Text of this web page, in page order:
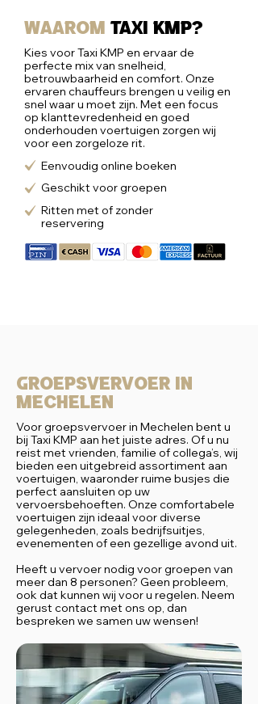
Waarom taxi kmp?
Kies voor Taxi KMP en ervaar de
perfecte mix van snelheid,
betrouwbaarheid en comfort. Onze
ervaren chauffeurs brengen u veilig en
snel waar u moet zijn. Met een focus
op klanttevredenheid en goed
onderhouden voertuigen zorgen wij
voor een zorgeloze rit.
Eenvoudig online boeken
Geschikt voor groepen
Ritten met of zonder
reservering
Groepsvervoer in
Mechelen
Voor groepsvervoer in Mechelen bent u
bij Taxi KMP aan het juiste adres. Of u nu
reist met vrienden, familie of collega’s, wij
bieden een uitgebreid assortiment aan
voertuigen, waaronder ruime busjes die
perfect aansluiten op uw
vervoersbehoeften. Onze comfortabele
voertuigen zijn ideaal voor diverse
gelegenheden, zoals bedrijfsuitjes,
evenementen of een gezellige avond uit.
Heeft u vervoer nodig voor groepen van
meer dan 8 personen? Geen probleem,
ook dat kunnen wij voor u regelen. Neem
gerust contact met ons op, dan
bespreken we samen uw wensen!